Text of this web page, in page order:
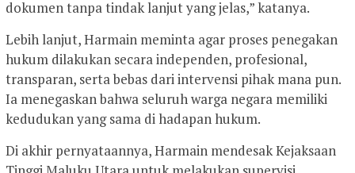
dokumen tanpa tindak lanjut yang jelas,” katanya.
Lebih lanjut, Harmain meminta agar proses penegakan
hukum dilakukan secara independen, profesional,
transparan, serta bebas dari intervensi pihak mana pun.
Ia menegaskan bahwa seluruh warga negara memiliki
kedudukan yang sama di hadapan hukum.
Di akhir pernyataannya, Harmain mendesak Kejaksaan